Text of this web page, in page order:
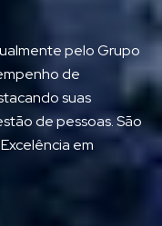
pelo Grupo
de
suas
de pessoas. São
em